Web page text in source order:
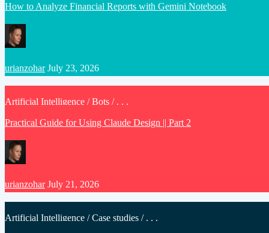
How to Analyze Financial Reports with Gemini Notebook
Posted
by
urianzohar July 23, 2026
Posted
Artificial Intelligence /Bots / . . .
Practical Guide for Using Claude Design || Part 2
Posted
by
urianzohar July 21, 2026
Posted
Artificial Intelligence /Case studies / . . .